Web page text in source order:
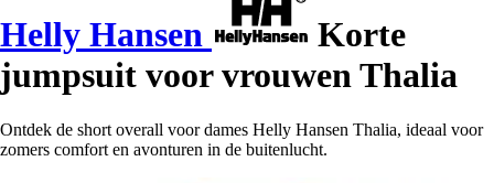
Helly Hansen
Korte
jumpsuit voor vrouwen Thalia
Ontdek de short overall voor dames Helly Hansen Thalia, ideaal voor
zomers comfort en avonturen in de buitenlucht.